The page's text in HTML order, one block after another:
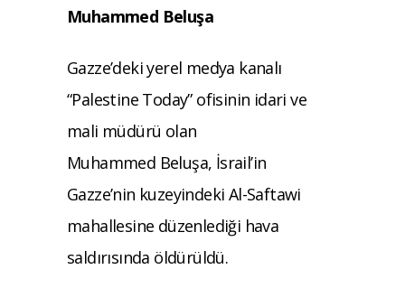
Muhammed Beluşa
Gazze’deki yerel medya kanalı
“Palestine Today” ofisinin idari ve
mali müdürü olan
Muhammed Beluşa, İsrail’in
Gazze’nin kuzeyindeki Al-Saftawi
mahallesine düzenlediği hava
saldırısında öldürüldü.